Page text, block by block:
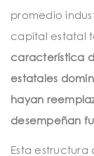
promedio
capital estatal
característica
estatales
hayan
desempeñan
Esta estructura